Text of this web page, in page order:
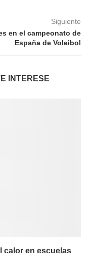
Siguiente
en el campeonato de
España de Voleibol
INTERESE
calor en escuelas